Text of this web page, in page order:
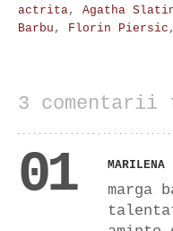
actrita, Agatha
Barbu , Florin Piersic
3 comentarii
01 MARILENA
marga